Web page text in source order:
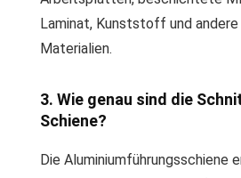
Laminat, Kunststoff und andere
Materialien.
3. Wie genau sind die
Schiene?
Die Aluminiumführungsschiene